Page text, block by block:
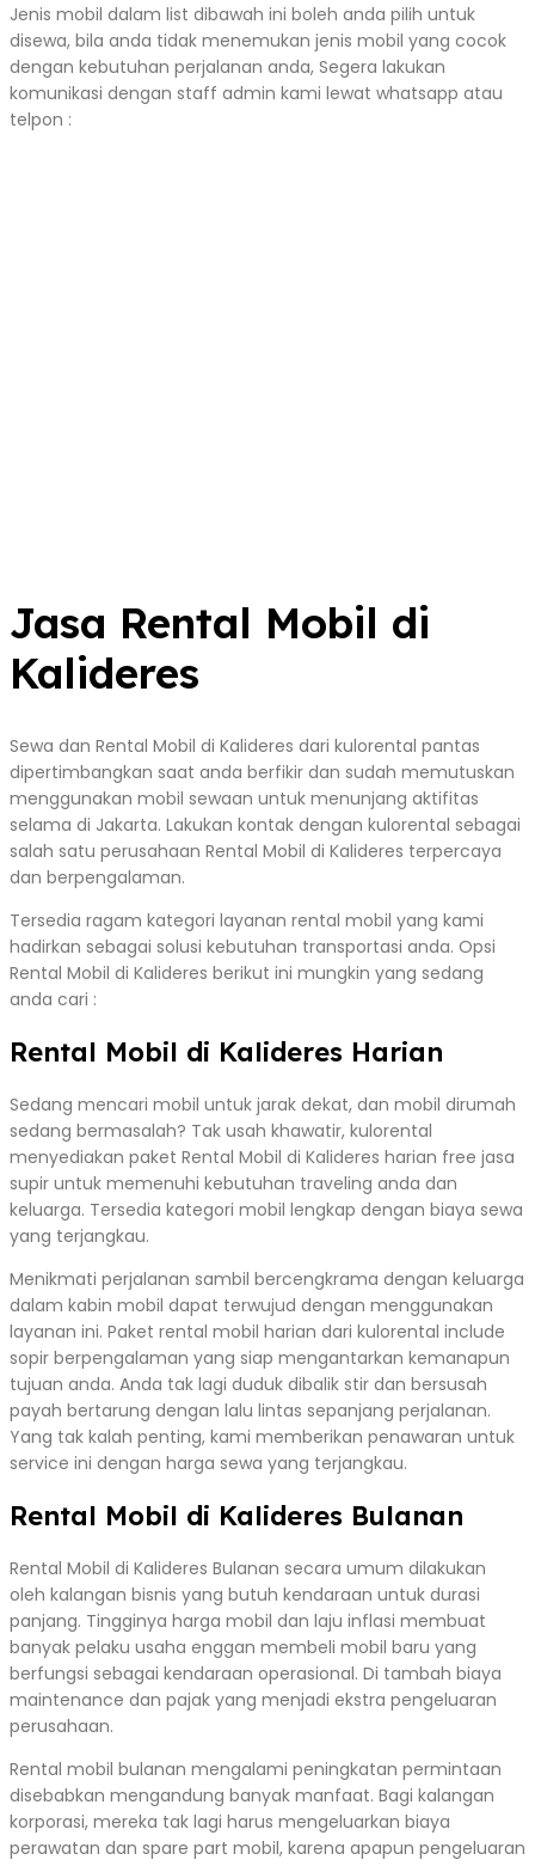
Jenis mobil dalam list dibawah ini boleh anda pilih untuk
disewa, bila anda tidak menemukan jenis mobil yang cocok
dengan kebutuhan perjalanan anda, Segera lakukan
komunikasi dengan staff admin kami lewat whatsapp atau
telpon :
Jasa Rental Mobil di
Kalideres
Sewa dan Rental Mobil di Kalideres dari kulorental pantas
dipertimbangkan saat anda berfikir dan sudah memutuskan
menggunakan mobil sewaan untuk menunjang aktifitas
selama di Jakarta. Lakukan kontak dengan kulorental sebagai
salah satu perusahaan Rental Mobil di Kalideres terpercaya
dan berpengalaman.
Tersedia ragam kategori layanan rental mobil yang kami
hadirkan sebagai solusi kebutuhan transportasi anda. Opsi
Rental Mobil di Kalideres berikut ini mungkin yang sedang
anda cari :
Rental Mobil di Kalideres Harian
Sedang mencari mobil untuk jarak dekat, dan mobil dirumah
sedang bermasalah? Tak usah khawatir, kulorental
menyediakan paket Rental Mobil di Kalideres harian free jasa
supir untuk memenuhi kebutuhan traveling anda dan
keluarga. Tersedia kategori mobil lengkap dengan biaya sewa
yang terjangkau.
Menikmati perjalanan sambil bercengkrama dengan keluarga
dalam kabin mobil dapat terwujud dengan menggunakan
layanan ini. Paket rental mobil harian dari kulorental include
sopir berpengalaman yang siap mengantarkan kemanapun
tujuan anda. Anda tak lagi duduk dibalik stir dan bersusah
payah bertarung dengan lalu lintas sepanjang perjalanan.
Yang tak kalah penting, kami memberikan penawaran untuk
service ini dengan harga sewa yang terjangkau.
Rental Mobil di Kalideres Bulanan
Rental Mobil di Kalideres Bulanan secara umum dilakukan
oleh kalangan bisnis yang butuh kendaraan untuk durasi
panjang. Tingginya harga mobil dan laju inflasi membuat
banyak pelaku usaha enggan membeli mobil baru yang
berfungsi sebagai kendaraan operasional. Di tambah biaya
maintenance dan pajak yang menjadi ekstra pengeluaran
perusahaan.
Rental mobil bulanan mengalami peningkatan permintaan
disebabkan mengandung banyak manfaat. Bagi kalangan
korporasi, mereka tak lagi harus mengeluarkan biaya
perawatan dan spare part mobil, karena apapun pengeluaran